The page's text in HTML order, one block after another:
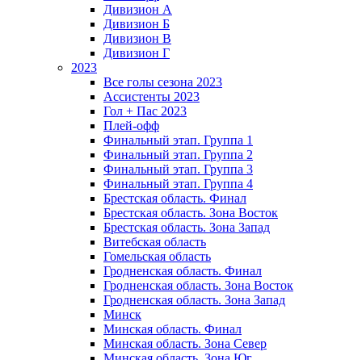
Дивизион A
Дивизион Б
Дивизион В
Дивизион Г
2023
Все голы сезона 2023
Ассистенты 2023
Гол + Пас 2023
Плей-офф
Финальный этап. Группа 1
Финальный этап. Группа 2
Финальный этап. Группа 3
Финальный этап. Группа 4
Брестская область. Финал
Брестская область. Зона Восток
Брестская область. Зона Запад
Витебская область
Гомельская область
Гродненская область. Финал
Гродненская область. Зона Восток
Гродненская область. Зона Запад
Минск
Минская область. Финал
Минская область. Зона Север